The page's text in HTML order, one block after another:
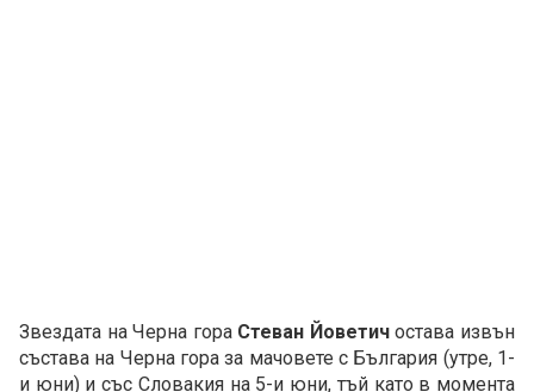
Звездата на Черна гора Стеван Йоветичостава извън
състава на Черна гора за мачовете с България (утре, 1-
и юни) и със Словакия на 5-и юни, тъй като в момента